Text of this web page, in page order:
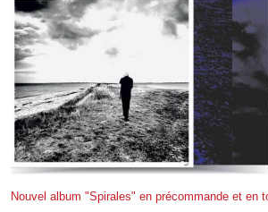
Nouvel album "Spirales" en précommande et en